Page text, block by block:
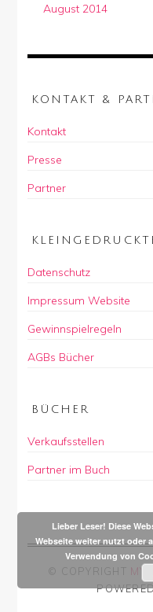
August 2014
KONTAKT &
Kontakt
Presse
Partner
Datenschutz
Impressum Website
Gewinnspielregeln
AGBs Bücher
BÜCHER
Verkaufsstellen
Partner im Buch
© COPYRIGHT MY
Lieber Leser! Diese
Webseite weiter nutzt oder
Verwendung von